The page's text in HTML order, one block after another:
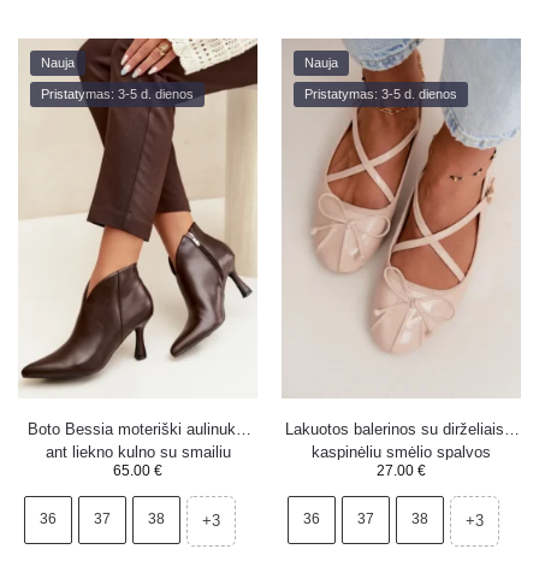
Nauja
Pristatymas: 3-5 d. dienos
Boto Bessia moteriški aulinukai
ant liekno kulno su smailiu
priekiu, tamsiai rudi
65.00 €
36 37 38 +3
Nauja
Pristatymas: 3-5 d. dienos
Lakuotos balerinos su dirželiais ir
kaspinėliu smėlio spalvos
27.00 €
36 37 38 +3